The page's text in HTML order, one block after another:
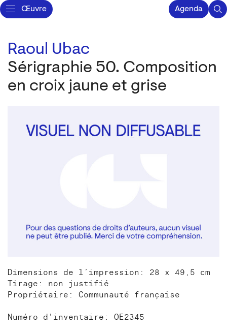
Œuvre Agenda
Raoul Ubac
Sérigraphie 50. Composition
en croix jaune et grise
Dimensions de l’impression: 28 x 49,5 cm
Tirage: non justifié
Propriétaire: Communauté française
Numéro d'inventaire: OE2345